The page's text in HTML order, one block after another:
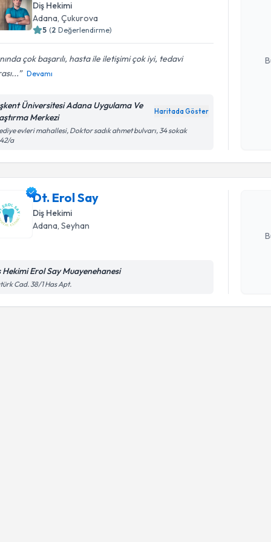
Diş Hekimi
Adana, Çukurova
5 (2 Değerlendirme)
çok başarılı, hasta ile iletişimi çok iyi, tedavi
Devamı
Üniversitesi Adana Uygulama Ve
Merkezi
Haritada Göster
evleri mahallesi, Doktor sadık ahmet bulvarı, 34 sokak
a
Dt. Erol Say
Diş Hekimi
Adana, Seyhan
Hekimi Erol Say Muayenehanesi
Cad. 38/1 Has Apt.